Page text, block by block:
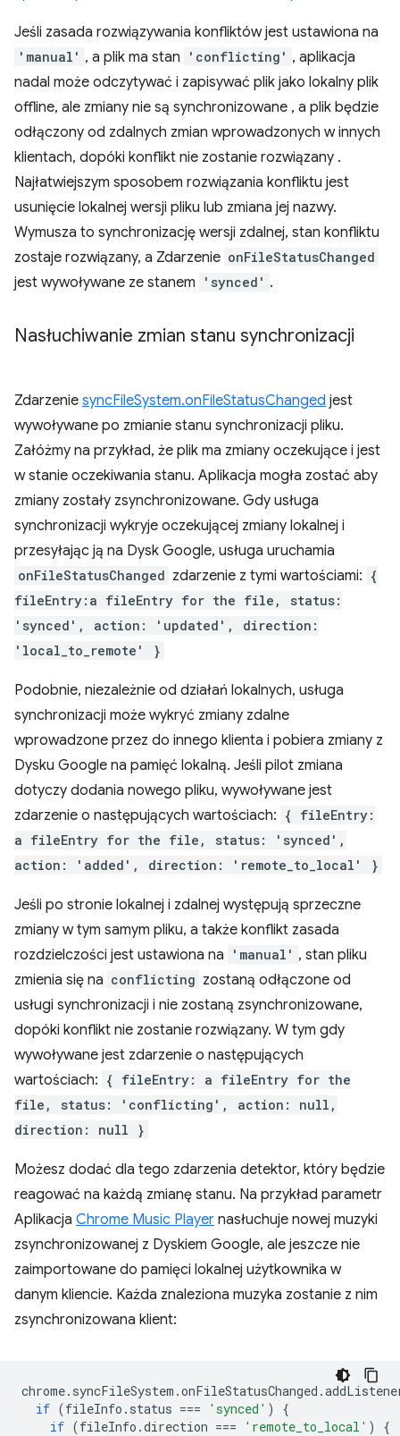
Jeśli zasada rozwiązywania konfliktów jest ustawiona na
'manual' , a plik ma stan 'conflicting' , aplikacja
nadal może odczytywać i zapisywać plik jako lokalny plik
offline, ale zmiany nie są synchronizowane , a plik będzie
odłączony od zdalnych zmian wprowadzonych w innych
klientach, dopóki konflikt nie zostanie rozwiązany .
Najłatwiejszym sposobem rozwiązania konfliktu jest
usunięcie lokalnej wersji pliku lub zmiana jej nazwy.
Wymusza to synchronizację wersji zdalnej, stan konfliktu
zostaje rozwiązany, a Zdarzenie onFileStatusChanged
jest wywoływane ze stanem 'synced' .
Nasłuchiwanie zmian stanu synchronizacji
Zdarzenie syncFileSystem.onFileStatusChanged jest
wywoływane po zmianie stanu synchronizacji pliku.
Załóżmy na przykład, że plik ma zmiany oczekujące i jest
w stanie oczekiwania stanu. Aplikacja mogła zostać aby
zmiany zostały zsynchronizowane. Gdy usługa
synchronizacji wykryje oczekującej zmiany lokalnej i
przesyłając ją na Dysk Google, usługa uruchamia
onFileStatusChanged zdarzenie z tymi wartościami: {
fileEntry:a fileEntry for the file, status:
'synced', action: 'updated', direction:
'local_to_remote' }
Podobnie, niezależnie od działań lokalnych, usługa
synchronizacji może wykryć zmiany zdalne
wprowadzone przez do innego klienta i pobiera zmiany z
Dysku Google na pamięć lokalną. Jeśli pilot zmiana
dotyczy dodania nowego pliku, wywoływane jest
zdarzenie o następujących wartościach: { fileEntry:
a fileEntry for the file, status: 'synced',
action: 'added', direction: 'remote_to_local' }
Jeśli po stronie lokalnej i zdalnej występują sprzeczne
zmiany w tym samym pliku, a także konflikt zasada
rozdzielczości jest ustawiona na
'manual' , stan pliku
zmienia się na conflicting zostaną odłączone od
usługi synchronizacji i nie zostaną zsynchronizowane,
dopóki konflikt nie zostanie rozwiązany. W tym gdy
wywoływane jest zdarzenie o następujących
wartościach: { fileEntry: a fileEntry for the
file, status: 'conflicting', action: null,
direction: null }
Możesz dodać dla tego zdarzenia detektor, który będzie
reagować na każdą zmianę stanu. Na przykład parametr
Aplikacja Chrome Music Player nasłuchuje nowej muzyki
zsynchronizowanej z Dyskiem Google, ale jeszcze nie
zaimportowane do pamięci lokalnej użytkownika w
danym kliencie. Każda znaleziona muzyka zostanie z nim
zsynchronizowana klient:
chrome. syncFileSystem .onFileStatusChanged .
if (fileInfo . status === 'synced' )
{
if (fileInfo .direction === 'remote_to_local' )
{